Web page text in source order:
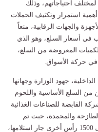
احتياجاتهم، وذلك
استمرار وتكثيف الحملات
والجهات الرقابية، منعاً
في أسعار السلع، وهو الذي
المعروضة من السلع،
حركة الأسواق.
جهود الوزارة وجهاتها
من السلع الأساسية واللحوم
القابضة للصناعات الغذائية
والمجمدة، حيث تم
توفير نحو 2300 رأس ماشية، بالإضافة إلى 1500 رأس أخرى جار استلامها،